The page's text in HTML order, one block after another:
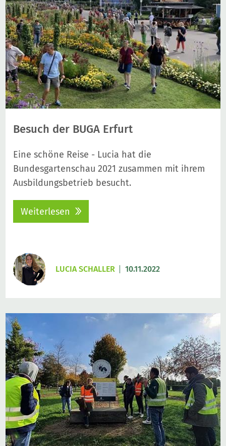
Besuch der BUGA Erfurt
Eine schöne Reise - Lucia hat die
Bundesgartenschau 2021 zusammen mit ihrem
Ausbildungsbetrieb besucht.
Weiterlesen
LUCIA SCHALLER 10.11.2022